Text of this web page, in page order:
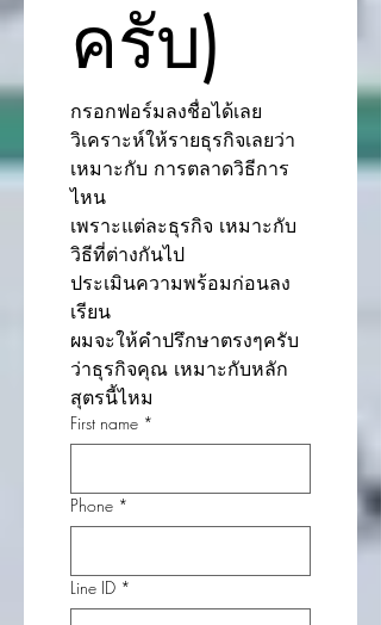
ครับ)
กรอกฟอร์มลงชื่อได้เลย
วิเคราะห์ให้รายธุรกิจเลยว่า
เหมาะกับ การตลาดวิธีการ
เพราะแต่ละธุรกิจ เหมาะกับ
ประเมินความพร้อมก่อนลง
เรียน
ผมจะให้คำปรึกษาตรงๆครับ
ว่าธุรกิจคุณ เหมาะกับหลัก
สุตรนี้ไหม
First name *
Phone *
Line ID *